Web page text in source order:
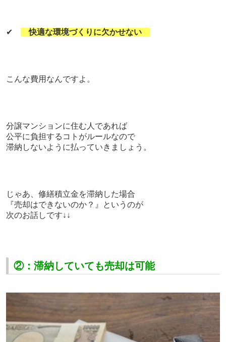
✔ 快適な環境づくりに欠かせない
こんな費用なんですよ。
分譲マンションに住む人であれば
公平に負担するコトがルールなので
滞納しないように払っていきましょう。
じゃあ、修繕積立金を滞納した場合
『売却はできないのか？』というのが
次のお話しです↓↓
②：滞納していても売却は可能